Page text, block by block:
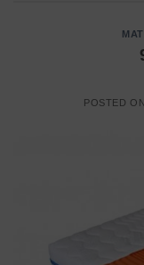
POSTED ON